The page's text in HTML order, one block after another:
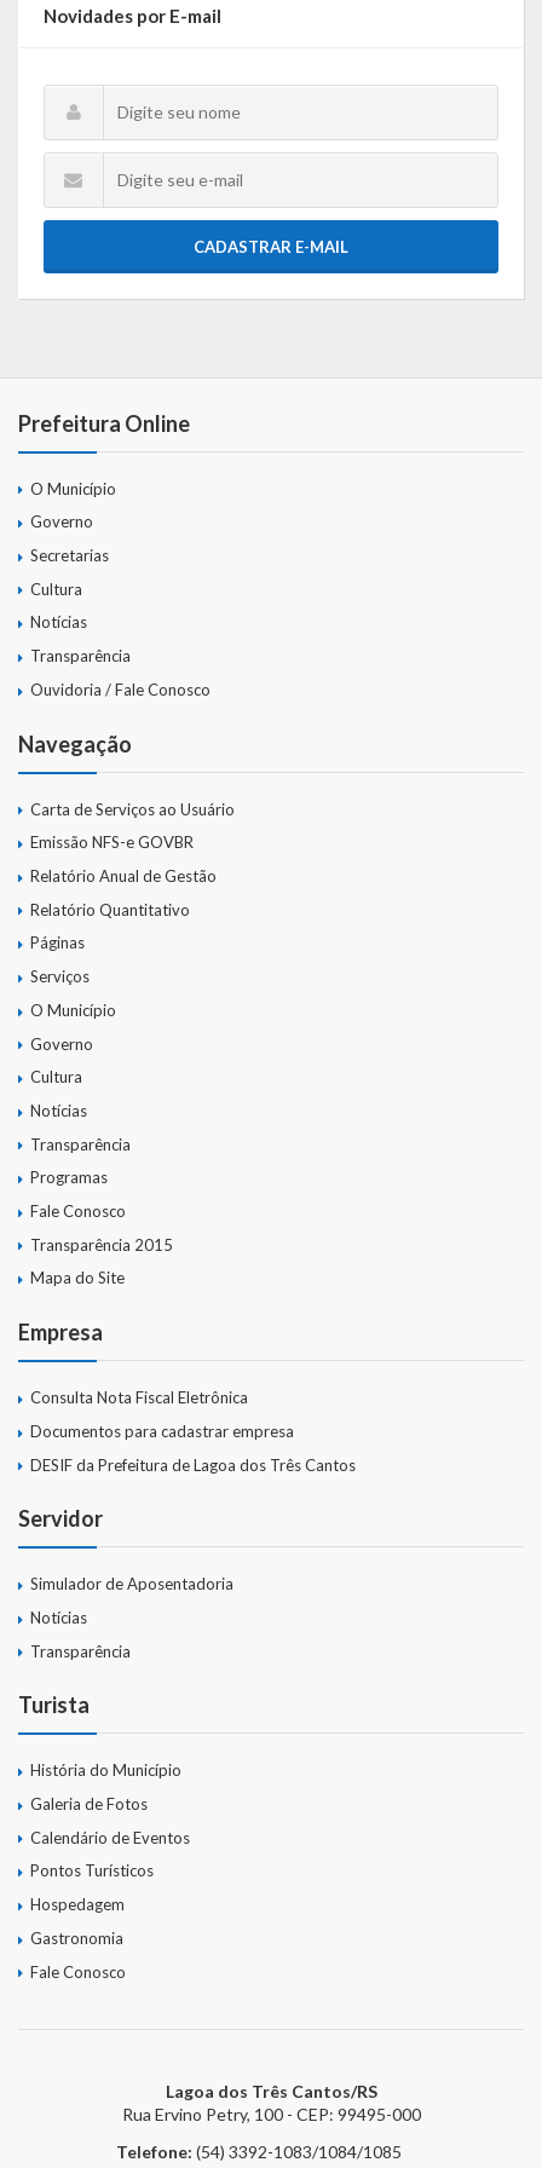
Gestão Saúde – GOVBR
Webmail
Novidades por E-mail
CADASTRAR E-MAIL
Prefeitura Online
O Município
Governo
Secretarias
Cultura
Notícias
Transparência
Ouvidoria / Fale Conosco
Navegação
Carta de Serviços ao Usuário
Emissão NFS-e GOVBR
Relatório Anual de Gestão
Relatório Quantitativo
Páginas
Serviços
O Município
Governo
Cultura
Notícias
Transparência
Programas
Fale Conosco
Transparência 2015
Mapa do Site
Empresa
Consulta Nota Fiscal Eletrônica
Documentos para cadastrar empresa
DESIF da Prefeitura de Lagoa dos Três Cantos
Servidor
Simulador de Aposentadoria
Notícias
Transparência
Turista
História do Município
Galeria de Fotos
Calendário de Eventos
Pontos Turísticos
Hospedagem
Gastronomia
Fale Conosco
Lagoa dos Três Cantos/RS
Rua Ervino Petry, 100 - CEP: 99495-000
Telefone: (54) 3392-1083/1084/1085